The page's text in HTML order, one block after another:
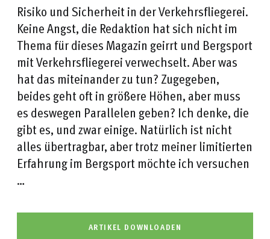
Risiko und Sicherheit in der Verkehrsfliegerei.
Keine Angst, die Redaktion hat sich nicht im
Thema für dieses Magazin geirrt und Bergsport
mit Verkehrsfliegerei verwechselt. Aber was
hat das miteinander zu tun? Zugegeben,
beides geht oft in größere Höhen, aber muss
es deswegen Parallelen geben? Ich denke, die
gibt es, und zwar einige. Natürlich ist nicht
alles übertragbar, aber trotz meiner limitierten
Erfahrung im Bergsport möchte ich versuchen
…
ARTIKEL DOWNLOADEN